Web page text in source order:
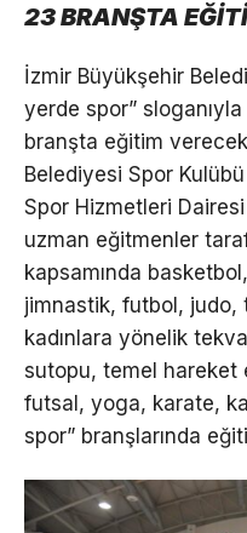
23 BRANŞTA
İzmir Büyükşehir
yerde spor”
branşta eğitim
Belediyesi Spor
Spor Hizmetleri Dairesi
uzman eğitmenler
kapsamında
jimnastik, futbol, judo,
kadınlara yönelik
sutopu, temel hareket
futsal, yoga, karate,
spor” branşlarında